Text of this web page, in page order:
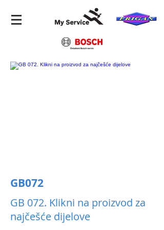
GB072
GB 072. Klikni na proizvod za
najčešće dijelove